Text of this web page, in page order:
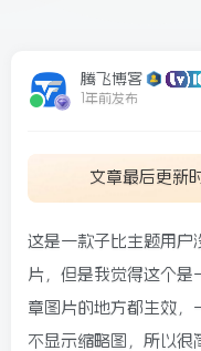
腾飞博客
1年前发布
文章最后更新
这是一款子比主题用户
片，但是我觉得这个是
章图片的地方都生效，
不显示缩略图，所以很